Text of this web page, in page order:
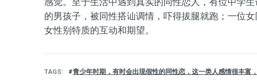
的男孩子，被同性搭讪调情，吓得拔腿就跑；一位
女性别特质的互动和期望。
TAGS 青少年时期，有时会出现假性的同性恋，这一类人感情很丰富